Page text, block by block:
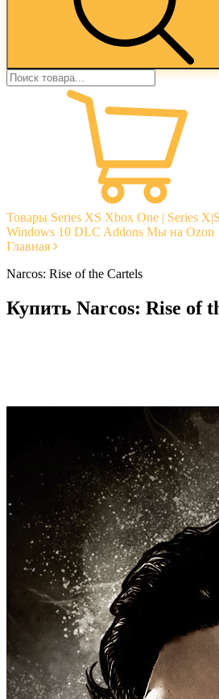
Товары Series XS Xbox One | Series X|S
Windows 10 DLC Addons Мы на Ozon
Главная
Narcos: Rise of the Cartels
Купить Narcos: Rise of